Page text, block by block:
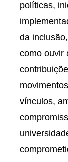
políticas,
da
como ouvir
vínculos,